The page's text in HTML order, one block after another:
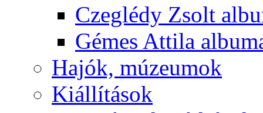
Czeglédy Zsolt
Gémes Attila
Hajók, múzeumok
Kiállítások